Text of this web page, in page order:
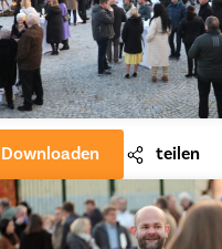
Downloaden teilen